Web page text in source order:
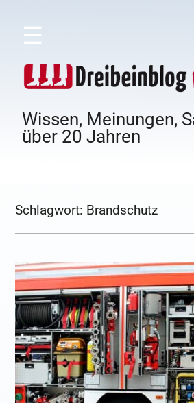
☰
Wissen, Meinungen,
über 20 Jahren
Schlagwort: Brandschutz